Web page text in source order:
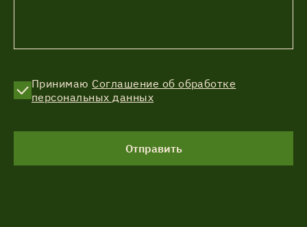
Принимаю Соглашение об обработке
персональных данных
Отправить